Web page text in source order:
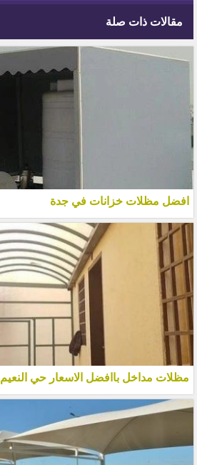
مقالات ذات صلة
افضل مظلات خزانات في جدة
مظلات مداخل باافضل الاسعار حي النعيم